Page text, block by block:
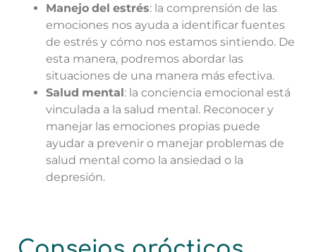
Manejo del estrés: la comprensión de las
emociones nos ayuda a identificar fuentes
de estrés y cómo nos estamos sintiendo. De
esta manera, podremos abordar las
situaciones de una manera más efectiva.
Salud mental : la conciencia emocional está
vinculada a la salud mental. Reconocer y
manejar las emociones propias puede
ayudar a prevenir o manejar problemas de
salud mental como la ansiedad o la
depresión.